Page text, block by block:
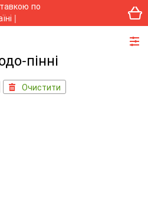
пінні
Очистити